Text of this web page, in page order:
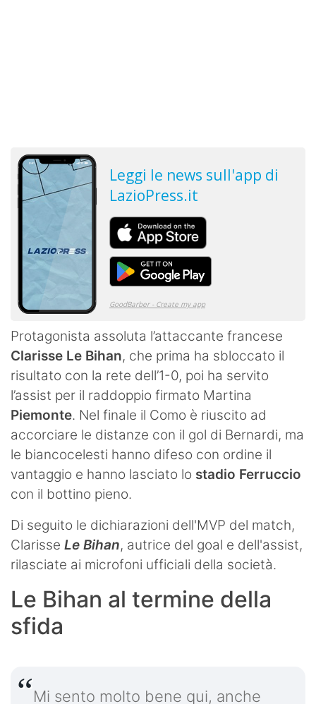
Protagonista assoluta l’attaccante francese
Clarisse Le Bihan, che prima ha sbloccato il
risultato con la rete dell’1-0, poi ha servito
l’assist per il raddoppio firmato Martina
Piemonte. Nel finale il Como è riuscito ad
accorciare le distanze con il gol di Bernardi, ma
le biancocelesti hanno difeso con ordine il
vantaggio e hanno lasciato lo stadio Ferruccio
con il bottino pieno.
Di seguito le dichiarazioni dell'MVP del match,
Clarisse Le Bihan, autrice del goal e dell'assist,
rilasciate ai microfoni ufficiali della società.
Le Bihan al termine della
sfida
Mi sento molto bene qui, anche